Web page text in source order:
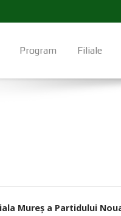
Program Filiale
Mureș a Partidului